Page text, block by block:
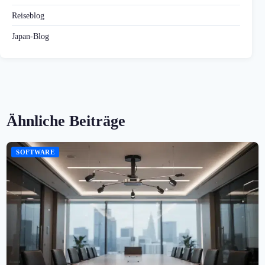
Reiseblog
Japan-Blog
Ähnliche Beiträge
SOFTWARE